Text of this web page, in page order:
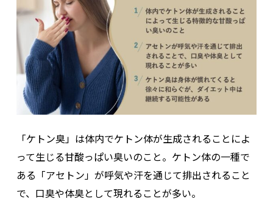
「ケトン臭」は体内でケトン体が生成されることによ
って生じる甘酸っぱい臭いのこと。ケトン体の一種で
ある「アセトン」が呼気や汗を通じて排出されること
で、口臭や体臭として現れることが多い。